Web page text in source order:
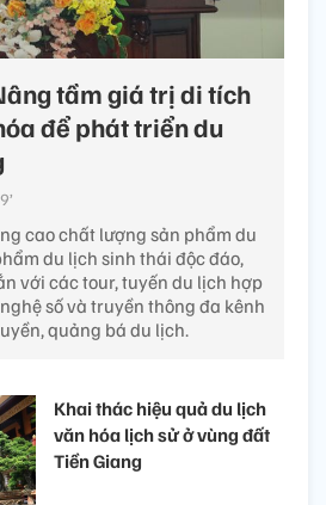
tầm giá trị di tích
để phát triển du
cao chất lượng sản phẩm du
du lịch sinh thái độc đáo,
với các tour, tuyến du lịch hợp
số và truyền thông đa kênh
quảng bá du lịch.
Khai thác hiệu quả du lịch
văn hóa lịch sử ở vùng đất
Tiền Giang